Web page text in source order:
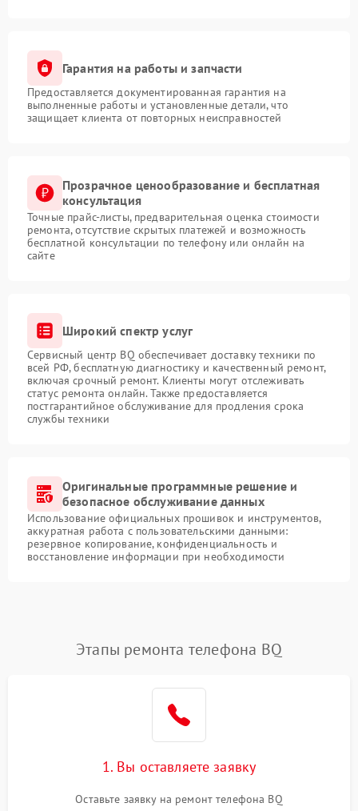
Гарантия на работы и запчасти
Предоставляется документированная гарантия на
выполненные работы и установленные детали, что
защищает клиента от повторных неисправностей
Прозрачное ценообразование и бесплатная
консультация
Точные прайс-листы, предварительная оценка стоимости
ремонта, отсутствие скрытых платежей и возможность
бесплатной консультации по телефону или онлайн на
сайте
Широкий спектр услуг
Сервисный центр BQ обеспечивает доставку техники по
всей РФ, бесплатную диагностику и качественный ремонт,
включая срочный ремонт. Клиенты могут отслеживать
статус ремонта онлайн. Также предоставляется
постгарантийное обслуживание для продления срока
службы техники
Оригинальные программные решение и
безопасное обслуживание данных
Использование официальных прошивок и инструментов,
аккуратная работа с пользовательскими данными:
резервное копирование, конфиденциальность и
восстановление информации при необходимости
Этапы ремонта телефона BQ
1. Вы оставляете заявку
Оставьте заявку на ремонт телефона BQ